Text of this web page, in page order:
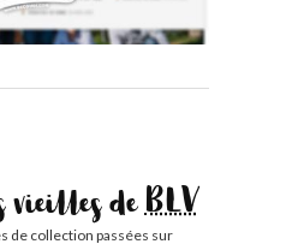
vieilles deBLV
de collection passées sur